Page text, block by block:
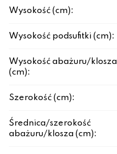
Wysokość (cm):
Wysokość podsufitki (cm):
Wysokość abażuru/klosza
(cm):
Szerokość (cm):
Średnica/szerokość
abażuru/klosza (cm):